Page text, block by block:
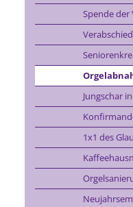
Spende der
Jungschar
1x1 des